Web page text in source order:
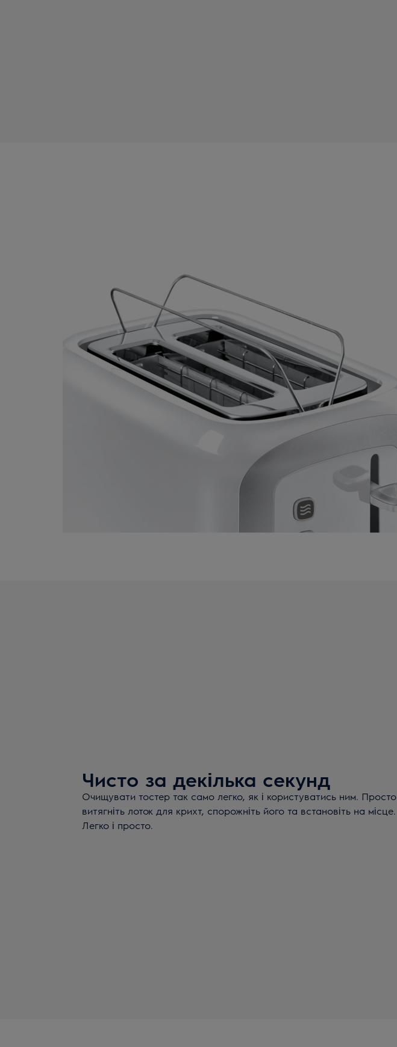
Чисто за декілька секунд
Очищувати тостер так само легко, як і користуватись ним. Просто
витягніть лоток для крихт, спорожніть його та встановіть на місце.
Легко і просто.